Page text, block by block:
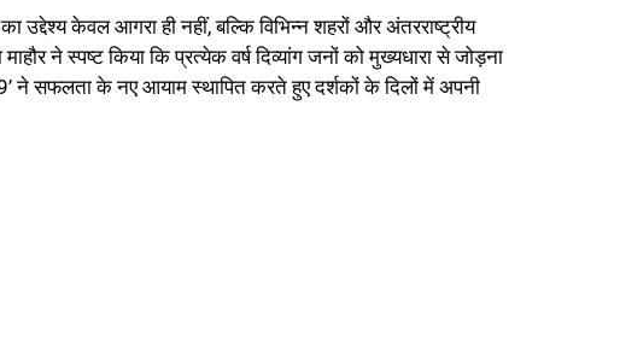
केवल आगरा ही नहीं, बल्कि विभिन्न शहरों और अंतरराष्ट्रीय
ने स्पष्ट किया कि प्रत्येक वर्ष दिव्यांग जनों को मुख्यधारा से जोड़ना
ने सफलता के नए आयाम स्थापित करते हुए दर्शकों के दिलों में अपनी